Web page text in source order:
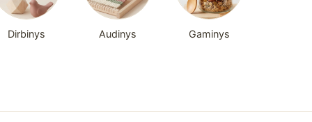
Dirbinys Audinys Gaminys